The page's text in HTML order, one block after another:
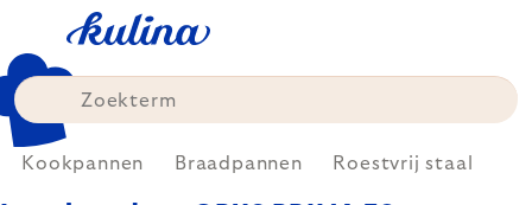
content
Kookpannen Braadpannen Roestvrij staal